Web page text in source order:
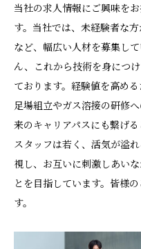
当社の求人情報にご興味を
す。当社では、未経験者な
など、幅広い人材を募集し
ん、これから技術を身につ
ております。経験値を高め
足場組立やガス溶接の研修
来のキャリアパスにも繋げ
スタッフは若く、活気が溢
視し、お互いに刺激しあい
とを目指しています。皆様
す。